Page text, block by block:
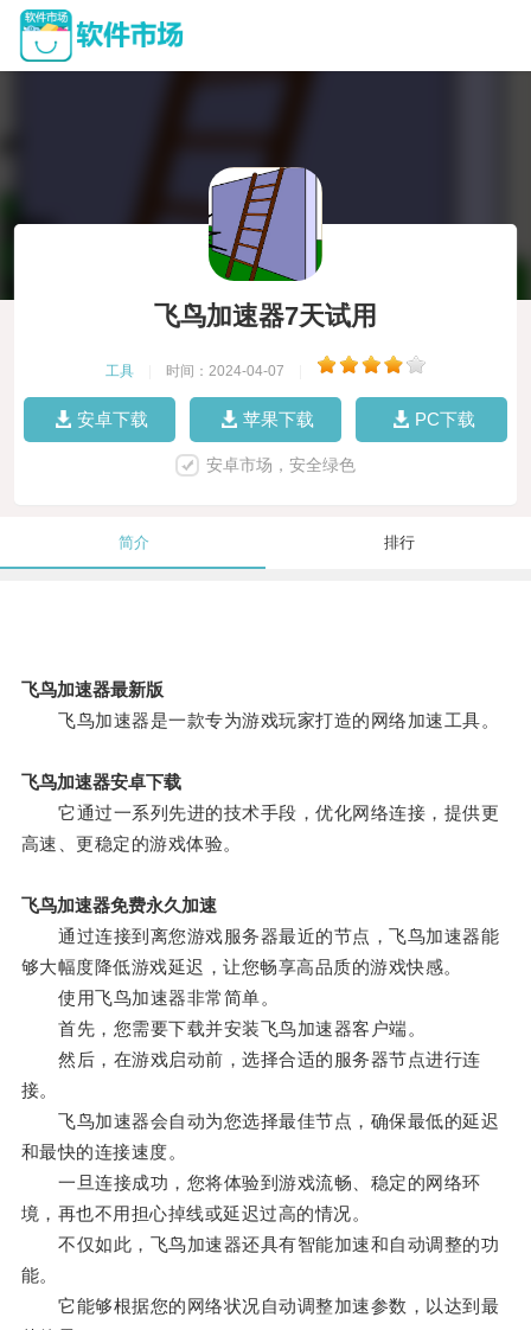
飞鸟加速器7天试用
工具 时间：2024-04-07
安卓下载 苹果下载 PC下载
安卓市场，安全绿色
简介 排行
飞鸟加速器最新版
飞鸟加速器是一款专为游戏玩家打造的网络加速工具。
飞鸟加速器安卓下载
它通过一系列先进的技术手段，优化网络连接，提供更
高速、更稳定的游戏体验。
飞鸟加速器免费永久加速
通过连接到离您游戏服务器最近的节点，飞鸟加速器能
够大幅度降低游戏延迟，让您畅享高品质的游戏快感。
使用飞鸟加速器非常简单。
首先，您需要下载并安装飞鸟加速器客户端。
然后，在游戏启动前，选择合适的服务器节点进行连
接。
飞鸟加速器会自动为您选择最佳节点，确保最低的延迟
和最快的连接速度。
一旦连接成功，您将体验到游戏流畅、稳定的网络环
境，再也不用担心掉线或延迟过高的情况。
不仅如此，飞鸟加速器还具有智能加速和自动调整的功
能。
它能够根据您的网络状况自动调整加速参数，以达到最